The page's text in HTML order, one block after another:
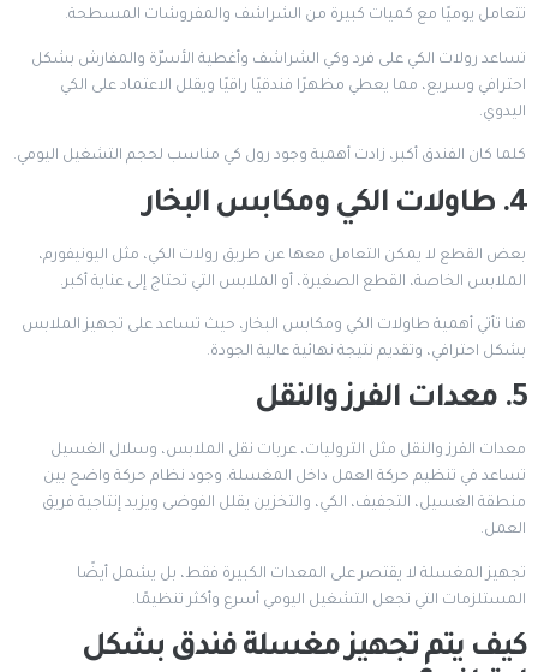
تتعامل يوميًا مع كميات كبيرة من الشراشف والمفروشات المسطحة.
تساعد رولات الكي على فرد وكي الشراشف وأغطية الأسرّة والمفارش بشكل
احترافي وسريع، مما يعطي مظهرًا فندقيًا راقيًا ويقلل الاعتماد على الكي
اليدوي.
كلما كان الفندق أكبر، زادت أهمية وجود رول كي مناسب لحجم التشغيل اليومي.
4. طاولات الكي ومكابس البخار
بعض القطع لا يمكن التعامل معها عن طريق رولات الكي، مثل اليونيفورم،
الملابس الخاصة، القطع الصغيرة، أو الملابس التي تحتاج إلى عناية أكبر.
هنا تأتي أهمية طاولات الكي ومكابس البخار، حيث تساعد على تجهيز الملابس
بشكل احترافي، وتقديم نتيجة نهائية عالية الجودة.
5. معدات الفرز والنقل
معدات الفرز والنقل مثل التروليات، عربات نقل الملابس، وسلال الغسيل
تساعد في تنظيم حركة العمل داخل المغسلة. وجود نظام حركة واضح بين
منطقة الغسيل، التجفيف، الكي، والتخزين يقلل الفوضى ويزيد إنتاجية فريق
العمل.
تجهيز المغسلة لا يقتصر على المعدات الكبيرة فقط، بل يشمل أيضًا
المستلزمات التي تجعل التشغيل اليومي أسرع وأكثر تنظيمًا.
كيف يتم تجهيز مغسلة فندق بشكل